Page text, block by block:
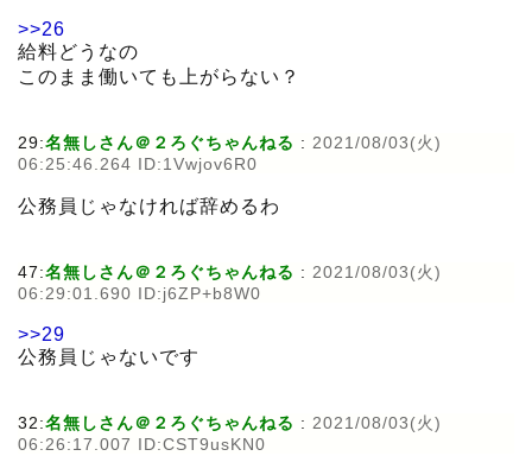
>>26
給料どうなの
このまま働いても上がらない？
29:名無しさん＠２ろぐちゃんねる : 2021/08/03(火)
06:25:46.264 ID:1Vwjov6R0
公務員じゃなければ辞めるわ
47:名無しさん＠２ろぐちゃんねる : 2021/08/03(火)
06:29:01.690 ID:j6ZP+b8W0
>>29
公務員じゃないです
32:名無しさん＠２ろぐちゃんねる : 2021/08/03(火)
06:26:17.007 ID:CST9usKN0